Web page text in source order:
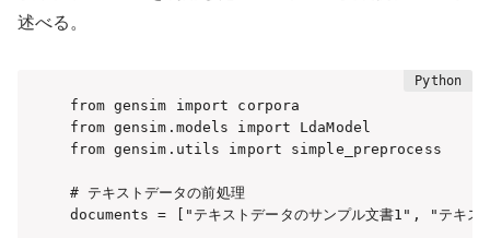
述べる。
from gensim import corpora
from gensim.models import LdaModel
from gensim.utils import simple_preprocess
# テキストデータの前処理
documents = ["テキストデータのサンプル文書1", "テキ